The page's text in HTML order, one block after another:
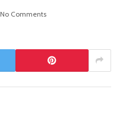
No Comments